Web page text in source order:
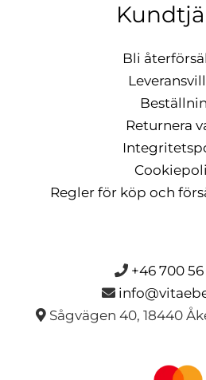
Bli
Returnera
Regler för köp och
+46 700
Sågvägen 40, 18440